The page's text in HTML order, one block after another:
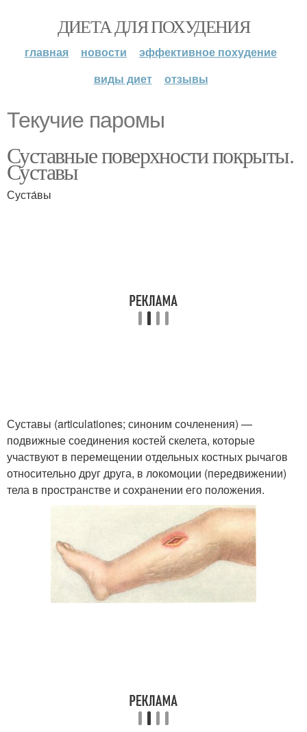
ДИЕТА ДЛЯ ПОХУДЕНИЯ
главная новости
эффективное похудение
виды диет
отзывы
Текучие паромы
Суставные поверхности покрыты.
Суставы
Суста́вы
Суставы (articulationes; синоним сочленения) —
подвижные соединения костей скелета, которые
участвуют в перемещении отдельных костных рычагов
относительно друг друга, в локомоции (передвижении)
тела в пространстве и сохранении его положения.